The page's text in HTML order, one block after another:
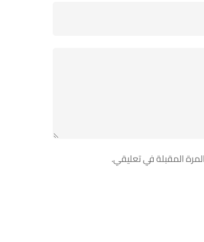
المقبلة في تعليقي.